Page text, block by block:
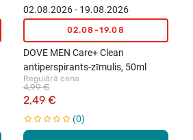
02.08.2026 - 19.08.2026
02.08-19.08
DOVE MEN Care+ Clean
antiperspirants-zīmulis, 50ml
Regulārā cena
2,49 €
4,99 €
0